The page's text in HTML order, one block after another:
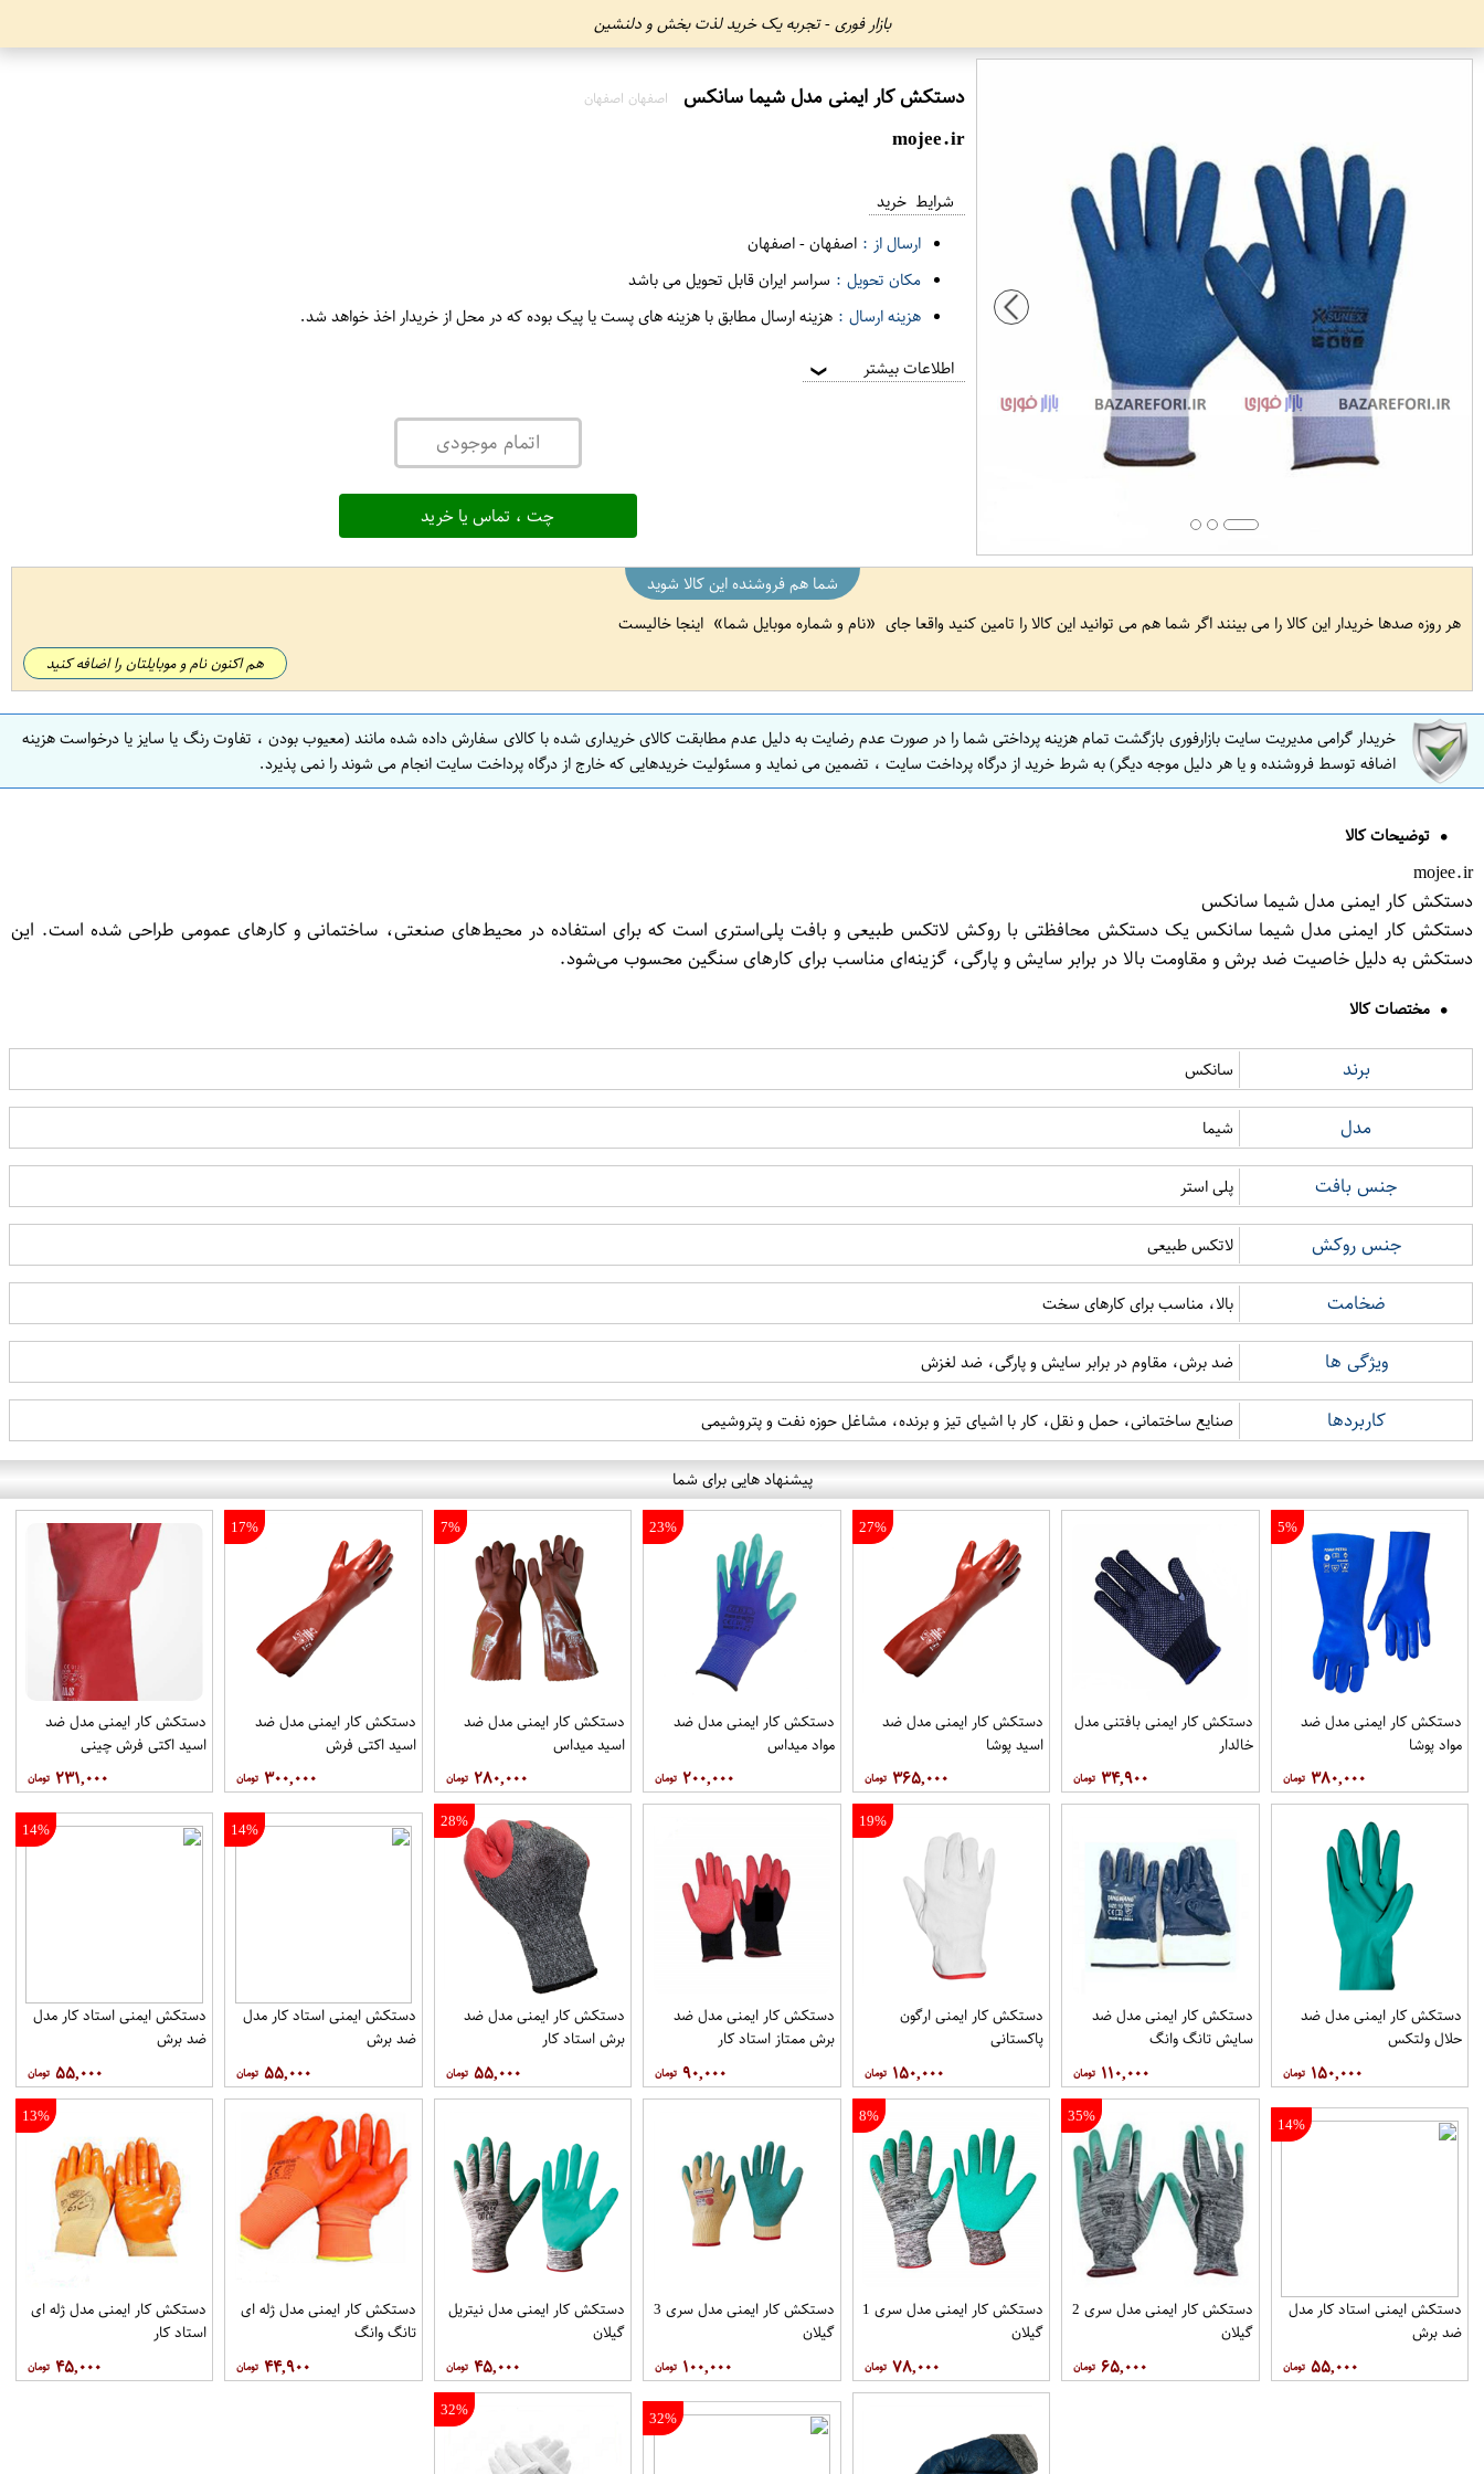
بازار فوری - تجربه یک خرید لذت بخش و دلنشین
دستکش کار ایمنی مدل شیما سانکس اصفهان اصفهان
mojee.ir
شرایط خرید
ارسال از : اصفهان-اصفهان
مکان تحویل : سراسر ایران قابل تحویل می باشد
هزینه ارسال : هزینه ارسال مطابق با هزینه های پست یا پیک بوده که در محل از خریدار اخذ خواهد شد.
اطلاعات بیشتر ❯
اتمام موجودی
چت ، تماس یا خرید
شما هم فروشنده این کالا شوید
هر روزه صدها خریدار این کالا را می بینند اگر شما هم می توانید این کالا را تامین کنید واقعا جای
نام و شماره موبایل شما اینجا خالیست
هم اکنون نام و موبایلتان را اضافه کنید
خریدار گرامی مدیریت سایت بازارفوری بازگشت تمام هزینه پرداختی شما را در صورت عدم رضایت به دلیل عدم مطابقت کالای خریداری شده با کالای سفارش داده شده مانند (معیوب بودن ، تفاوت رنگ یا سایز یا درخواست هزینه
اضافه توسط فروشنده و یا هر دلیل موجه دیگر) به شرط خرید از درگاه پرداخت سایت ، تضمین می نماید و مسئولیت خریدهایی که خارج از درگاه پرداخت سایت انجام می شوند را نمی پذیرد.
توضیحات کالا
mojee.ir
دستکش کار ایمنی مدل شیما سانکس
دستکش کار ایمنی مدل شیما سانکس یک دستکش محافظتی با روکش لاتکس طبیعی و بافت پلی‌استری است که برای استفاده در محیط‌های صنعتی، ساختمانی و کارهای عمومی طراحی شده است. این
دستکش به دلیل خاصیت ضد برش و مقاومت بالا در برابر سایش و پارگی، گزینه‌ای مناسب برای کارهای سنگین محسوب می‌شود.
مختصات کالا
برند سانکس
مدل شیما
جنس بافت پلی استر
جنس روکش لاتکس طبیعی
ضخامت بالا، مناسب برای کارهای سخت
ویژگی ها ضد برش، مقاوم در برابر سایش و پارگی، ضد لغزش
کاربردها صنایع ساختمانی، حمل و نقل، کار با اشیای تیز و برنده، مشاغل حوزه نفت و پتروشیمی
پیشنهاد هایی برای شما
5%
دستکش کار ایمنی مدل ضد
مواد پوشا
۳۸۰,۰۰۰
دستکش کار ایمنی بافتنی مدل
خالدار
۳۴,۹۰۰
27%
دستکش کار ایمنی مدل ضد
اسید پوشا
۳۶۵,۰۰۰
23%
دستکش کار ایمنی مدل ضد
مواد میداس
۲۰۰,۰۰۰
7%
دستکش کار ایمنی مدل ضد
اسید میداس
۲۸۰,۰۰۰
17%
دستکش کار ایمنی مدل ضد
اسید اکتی فرش
۳۰۰,۰۰۰
دستکش کار ایمنی مدل ضد
اسید اکتی فرش چینی
۲۳۱,۰۰۰
دستکش کار ایمنی مدل ضد
حلال ولتکس
۱۵۰,۰۰۰
دستکش کار ایمنی مدل ضد
سایش تانگ وانگ
۱۱۰,۰۰۰
19%
دستکش کار ایمنی ارگون
پاکستانی
۱۵۰,۰۰۰
دستکش کار ایمنی مدل ضد
برش ممتاز استاد کار
۹۰,۰۰۰
28%
دستکش کار ایمنی مدل ضد
برش استاد کار
۵۵,۰۰۰
14%
دستکش ایمنی استاد کار مدل
ضد برش
۵۵,۰۰۰
14%
دستکش ایمنی استاد کار مدل
ضد برش
۵۵,۰۰۰
14%
دستکش ایمنی استاد کار مدل
ضد برش
۵۵,۰۰۰
35%
دستکش کار ایمنی مدل سری 2
گیلان
۶۵,۰۰۰
8%
دستکش کار ایمنی مدل سری 1
گیلان
۷۸,۰۰۰
دستکش کار ایمنی مدل سری 3
گیلان
۱۰۰,۰۰۰
دستکش کار ایمنی مدل نیتریل
گیلان
۴۵,۰۰۰
دستکش کار ایمنی مدل ژله ای
تانگ وانگ
۴۴,۹۰۰
13%
دستکش کار ایمنی مدل ژله ای
استاد کار
۴۵,۰۰۰
32%
32%